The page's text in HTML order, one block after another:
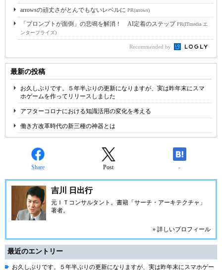
arrowsの頑丈さがとんでもないレベルに PR(arrows)
「プロンプトが面倒」の悲鳴を解消！ AI定着のステップPR(ITmedia エ
ンタープライズ)
Recommended by
最新の投稿
お久しぶりです。５年半ぶりの更新になりますが、実は昨年末にスマ
ホゲームを作ってリリースしました
アフターコロナにおける知識活用の変化を考える
働き方改革時代の新三種の神器とは
Share Post -
吉川 日出行
元ＩＴコンサルタント。書籍「サーチ・アーキテクチャ」
著者。
» 詳しいプロフィール
最近のエントリー
お久しぶりです。５年半ぶりの更新になりますが、実は昨年末にスマホゲー